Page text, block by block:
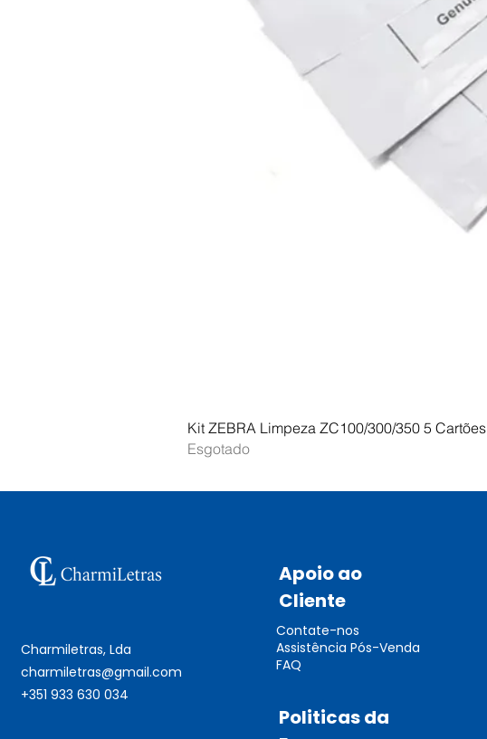
Kit ZEBRA Limpeza ZC100/300/350 5 Cartões
Esgotado
Charmiletras, Lda
charmiletras@gmail.com
+351 933 630 034
Apoio ao
Cliente
Contate-nos
Assistência Pós-Venda
FAQ
Politicas da